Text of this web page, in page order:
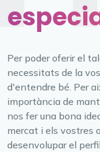
Per poder oferir el
necessitats de la
d'entendre bé. Per
importància de
nos fer una bona
mercat i els vostres
desenvolupar el